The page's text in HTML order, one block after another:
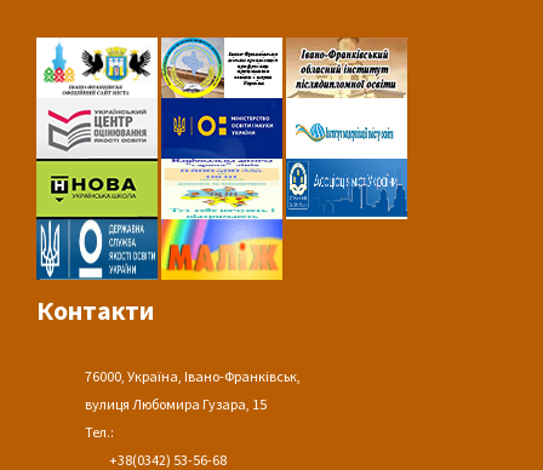
Контакти
76000, Україна, Івано-Франківськ,
вулиця Любомира Гузара, 15
Тел.:
+38(0342) 53-56-68